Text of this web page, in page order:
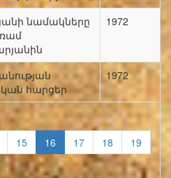
նամակները
1972
հարցեր
1972
15 16 17 18
19